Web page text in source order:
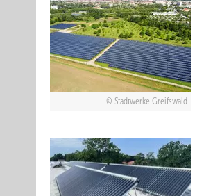
Stadtwerke Greifswald